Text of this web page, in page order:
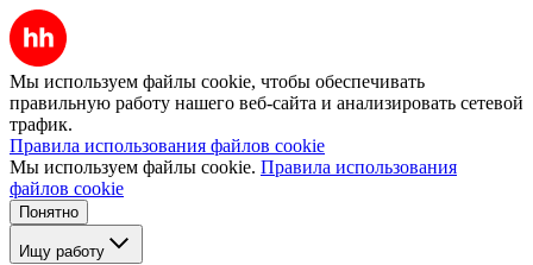
Мы используем файлы cookie, чтобы обеспечивать
правильную работу нашего веб-сайта и анализировать сетевой
трафик.
Правила использования файлов cookie
Мы используем файлы cookie. Правила использования
файлов cookie
Понятно
Ищу работу